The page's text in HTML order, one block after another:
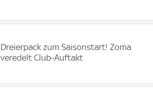
Dreierpack zum Saisonstart! Zoma
veredelt Club-Auftakt